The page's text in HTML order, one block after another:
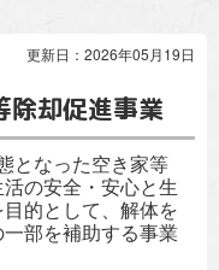
更新日：2026年05月19日
除却促進事業
となった空き家等
の安全・安心と生
的として、解体を
部を補助する事業